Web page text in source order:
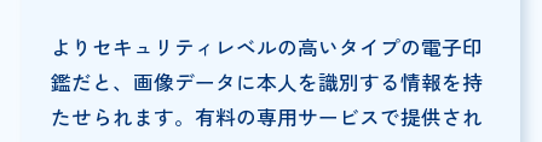
よりセキュリティレベルの高いタイプの電子印
鑑だと、画像データに本人を識別する情報を持
たせられます。有料の専用サービスで提供され